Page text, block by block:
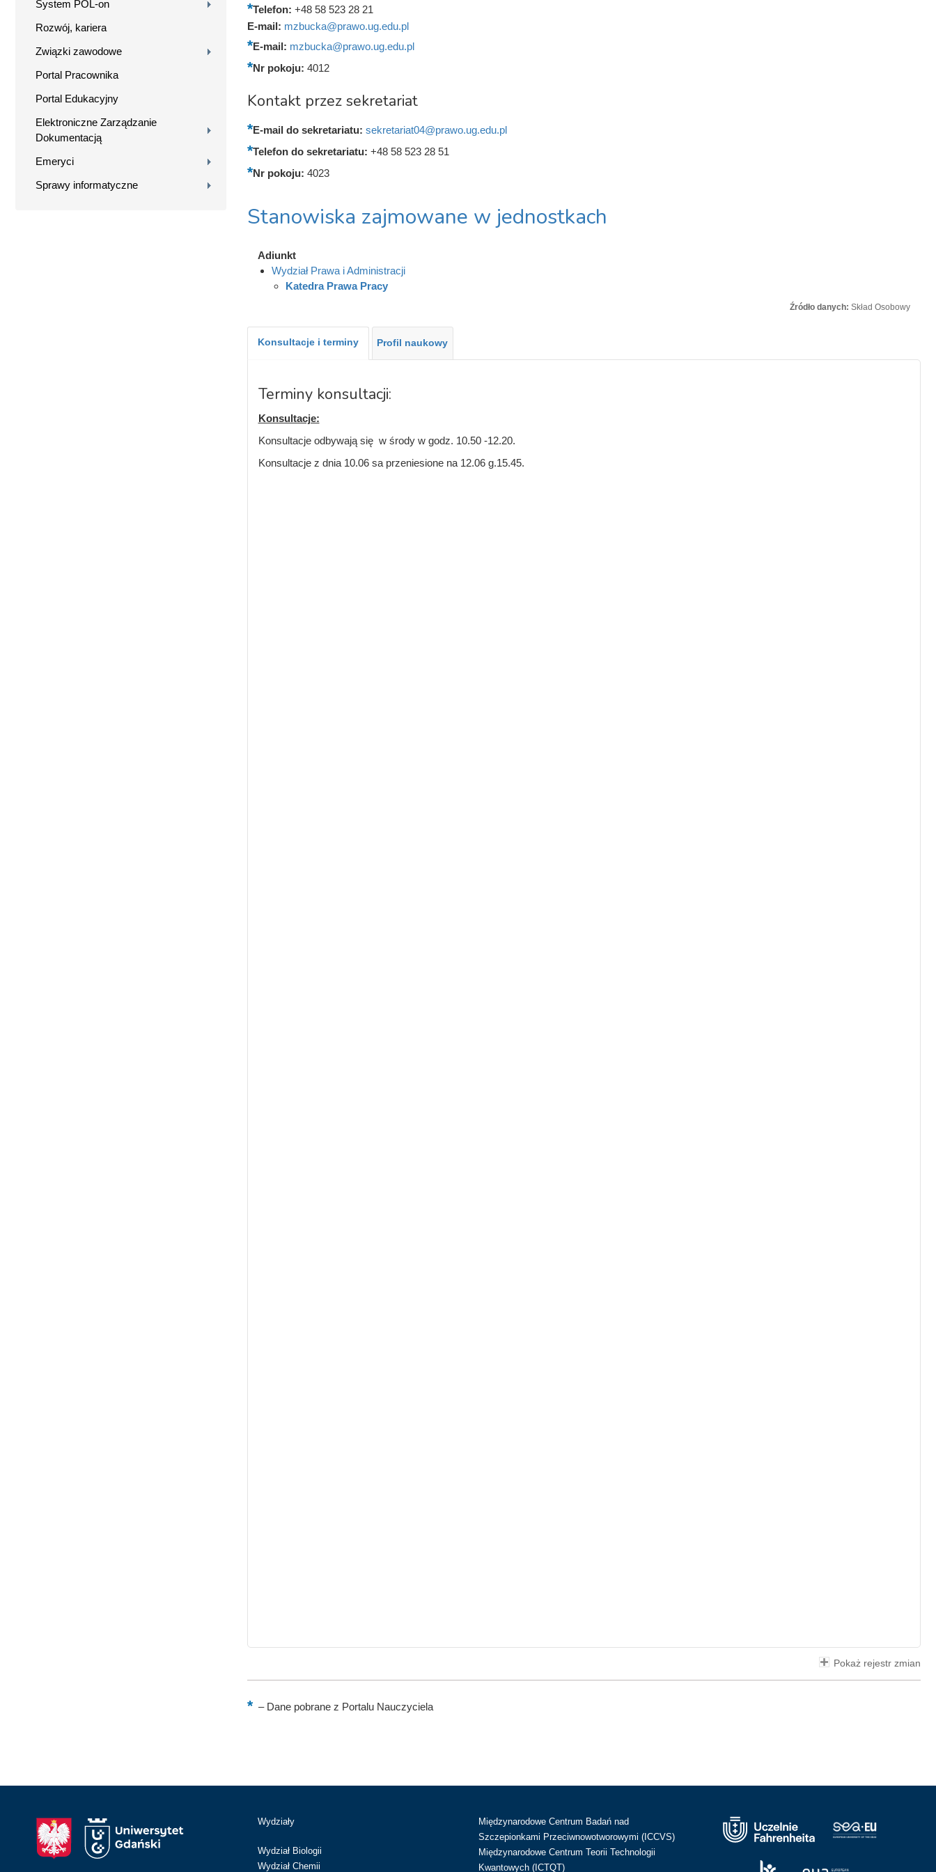
System POL-on
Rozwój, kariera
Związki zawodowe
Portal Pracownika
Portal Edukacyjny
Elektroniczne Zarządzanie
Dokumentacją
Emeryci
Sprawy informatyczne
Telefon: +48 58 523 28 21
E-mail: mzbucka@prawo.ug.edu.pl
E-mail: mzbucka@prawo.ug.edu.pl
Nr pokoju: 4012
Kontakt przez sekretariat
E-mail do sekretariatu: sekretariat04@prawo.ug.edu.pl
Telefon do sekretariatu: +48 58 523 28 51
Nr pokoju: 4023
Stanowiska zajmowane w jednostkach
Adiunkt
Wydział Prawa i Administracji
Katedra Prawa Pracy
Źródło danych: Skład Osobowy
Konsultacje i terminy Profil naukowy
Terminy konsultacji:
Konsultacje:
Konsultacje odbywają się w środy w godz. 10.50 -12.20.
Konsultacje z dnia 10.06 sa przeniesione na 12.06 g.15.45.
Pokaż rejestr zmian
–Dane pobrane z Portalu Nauczyciela
Wydziały
Wydział Biologii
Wydział Chemii
Międzynarodowe Centrum Badań nad
Szczepionkami Przeciwnowotworowymi (ICCVS)
Międzynarodowe Centrum Teorii Technologii
Kwantowych (ICTQT)